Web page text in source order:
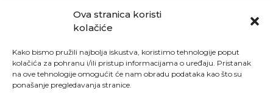
Ova stranica koristi
kolačiće
Kako bismo pružili najbolja iskustva, koristimo tehnologije poput
kolačića za pohranu i/ili pristup informacijama o uređaju. Pristanak
na ove tehnologije omogućit će nam obradu podataka kao što su
ponašanje pregledavanja stranice.